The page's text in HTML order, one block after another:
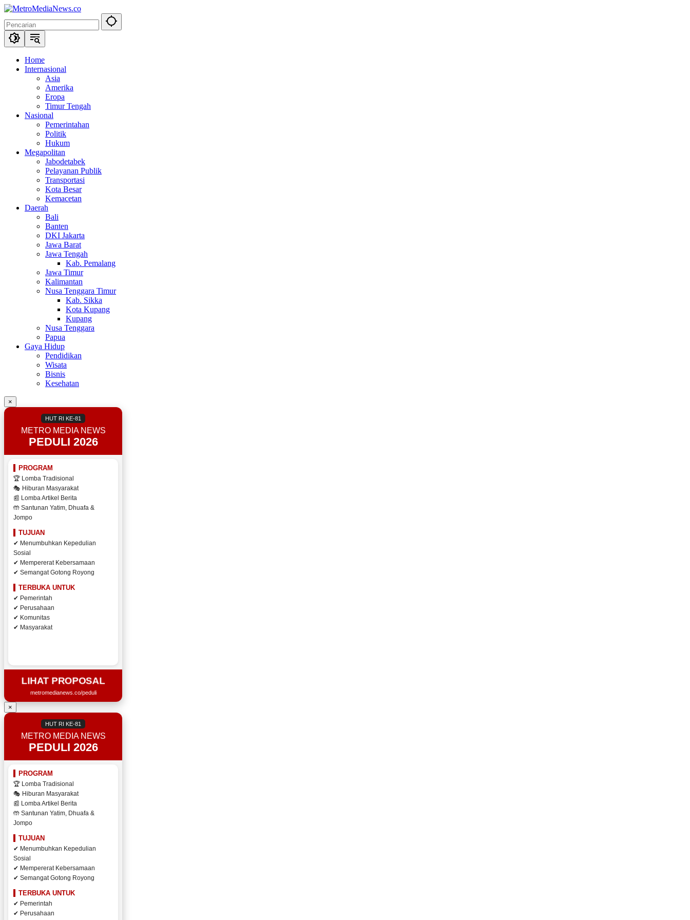
Langsung
konten
Home
Internasional
Asia
Amerika
Eropa
Timur Tengah
Nasional
Pemerintahan
Politik
Hukum
Megapolitan
Jabodetabek
Pelayanan Publik
Transportasi
Kota Besar
Kemacetan
Daerah
Bali
Banten
DKI Jakarta
Jawa Barat
Jawa Tengah
Kab. Pemalang
Jawa Timur
Kalimantan
Nusa Tenggara Timur
Kab. Sikka
Kota Kupang
Kupang
Nusa Tenggara
Papua
Gaya Hidup
Pendidikan
Wisata
Bisnis
Kesehatan
×
HUT RI KE-81
METRO MEDIA NEWS
PEDULI 2026
PROGRAM
🏆 Lomba Tradisional
🎭 Hiburan Masyarakat
📰 Lomba Artikel Berita
🤲 Santunan Yatim, Dhuafa &
Jompo
TUJUAN
✔ Menumbuhkan Kepedulian
Sosial
✔ Mempererat Kebersamaan
✔ Semangat Gotong Royong
TERBUKA UNTUK
✔ Pemerintah
✔ Perusahaan
✔ Komunitas
✔ Masyarakat
LIHAT PROPOSAL
metromedianews.co/peduli
×
HUT RI KE-81
METRO MEDIA NEWS
PEDULI 2026
PROGRAM
🏆 Lomba Tradisional
🎭 Hiburan Masyarakat
📰 Lomba Artikel Berita
🤲 Santunan Yatim, Dhuafa &
Jompo
TUJUAN
✔ Menumbuhkan Kepedulian
Sosial
✔ Mempererat Kebersamaan
✔ Semangat Gotong Royong
TERBUKA UNTUK
✔ Pemerintah
✔ Perusahaan